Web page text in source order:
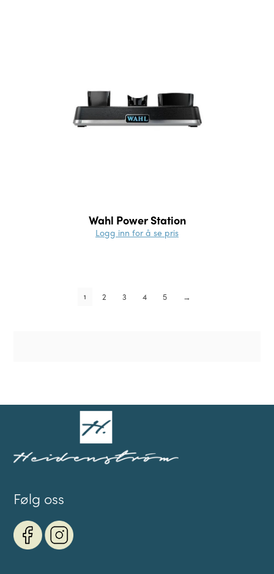
Wahl Power Station
Logg inn for å se pris
1 2 3 4 5 →
Følg oss